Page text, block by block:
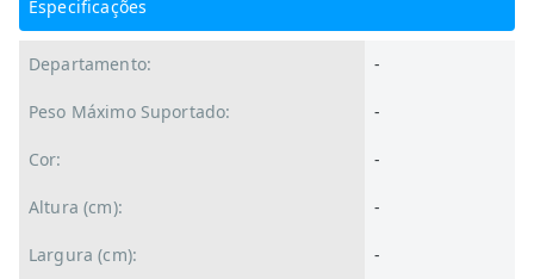
Especificações
Departamento: -
Peso Máximo Suportado: -
Cor: -
Altura (cm): -
Largura (cm): -